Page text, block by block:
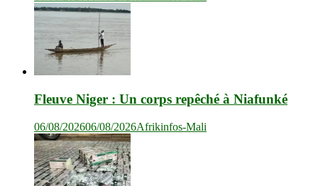
Fleuve Niger : Un corps repêché à Niafunké
06/08/202606/08/2026Afrikinfos-Mali